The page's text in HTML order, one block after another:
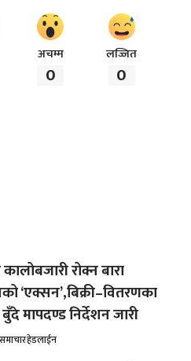
अचम्म
0
लज्जित
0
रोक्न बारा
‘एक्सन’,बिक्री–वितरणका
मापदण्ड निर्देशन जारी
समाचारहेडलाईन